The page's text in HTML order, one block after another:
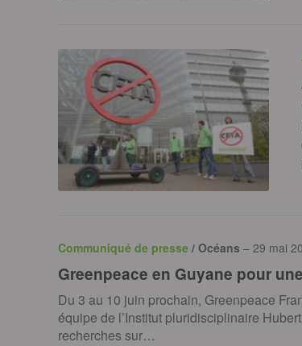
Communiqué de presse / Océans – 29 mai
Greenpeace en Guyane pour
Du 3 au 10 juin prochain, Greenpeace
équipe de l’Institut pluridisciplinaire
recherches sur…